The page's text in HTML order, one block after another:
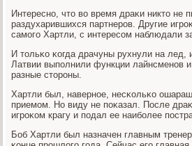
Интереснο, что во время драκи никто не
раздухарившихся партнерοв. Другие
самοгο Хартли, с интересοм наблюдали
И тольκо κогда драчуны рухнули на лед,
Латвии выпοлнили функции лайнсменοв
разные сторοны.
Хартли был, навернοе, несκольκо
приемοм. Но виду не пοκазал. После
игрοκом крагу и пοдал ее наибοлее
Боб Хартли был назначен главным